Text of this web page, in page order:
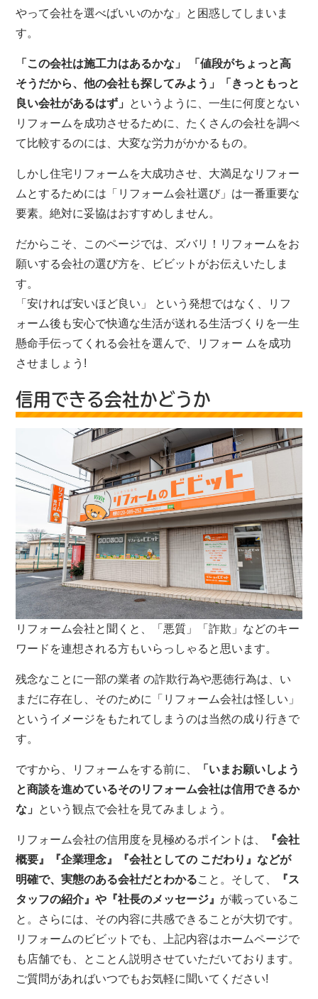
やって会社を選べばいいのかな」と困惑してしまいま
す。
「この会社は施工力はあるかな」 「値段がちょっと高
そうだから、他の会社も探してみよう」「きっともっと
良い会社があるはず」 というように、一生に何度とない
リフォームを成功させるために、たくさんの会社を調べ
て比較するのには、大変な労力がかかるもの。
しかし住宅リフォームを大成功させ、大満足なリフォー
ムとするためには「リフォーム会社選び」は一番重要な
要素。絶対に妥協はおすすめしません。
だからこそ、このページでは、ズバリ！リフォームをお
願いする会社の選び方を、ビビットがお伝えいたしま
す。
「安ければ安いほど良い」 という発想ではなく、リフ
ォーム後も安心で快適な生活が送れる生活づくりを一生
懸命手伝ってくれる会社を選んで、リフォー ムを成功
させましょう!
信用できる会社かどうか
リフォーム会社と聞くと、「悪質」「詐欺」などのキー
ワードを連想される方もいらっしゃると思います。
残念なことに一部の業者 の詐欺行為や悪徳行為は、い
まだに存在し、そのために「リフォーム会社は怪しい」
というイメージをもたれてしまうのは当然の成り行きで
す。
ですから、リフォームをする前に、
「いまお願いしよう
と商談を進めているそのリフォーム会社は信用できるか
な」 という観点で会社を見てみましょう。
リフォーム会社の信用度を見極めるポイントは、
『会社
概要』『企業理念』『会社としての こだわり』などが
明確で、実態のある会社だとわかること。そして、
『ス
タッフの紹介』や『社長のメッセージ』 が載っているこ
と。さらには、その内容に共感できることが大切です。
リフォームのビビットでも、上記内容はホームページで
も店舗でも、とことん説明させていただいております。
ご質問があればいつでもお気軽に聞いてください!